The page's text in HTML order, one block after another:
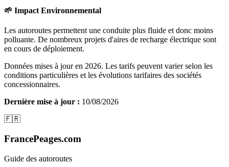
🌱 Impact Environnemental
Les autoroutes permettent une conduite plus fluide et donc moins
polluante. De nombreux projets d'aires de recharge électrique sont
en cours de déploiement.
Données mises à jour en 2026. Les tarifs peuvent varier selon les
conditions particulières et les évolutions tarifaires des sociétés
concessionnaires.
Dernière mise à jour : 10/08/2026
🇫🇷
FrancePeages.com
Guide des autoroutes